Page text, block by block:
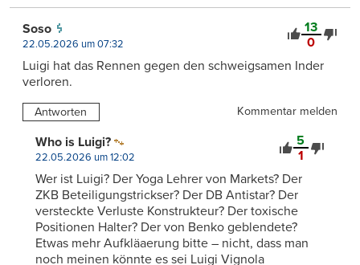
13
0
Soso
22.05.2026 um 07:32
Luigi hat das Rennen gegen den schweigsamen Inder
verloren.
Antworten Kommentar melden
5
1
Who is Luigi?
22.05.2026 um 12:02
Wer ist Luigi? Der Yoga Lehrer von Markets? Der
ZKB Beteiligungstrickser? Der DB Antistar? Der
versteckte Verluste Konstrukteur? Der toxische
Positionen Halter? Der von Benko geblendete?
Etwas mehr Aufkläaerung bitte – nicht, dass man
noch meinen könnte es sei Luigi Vignola